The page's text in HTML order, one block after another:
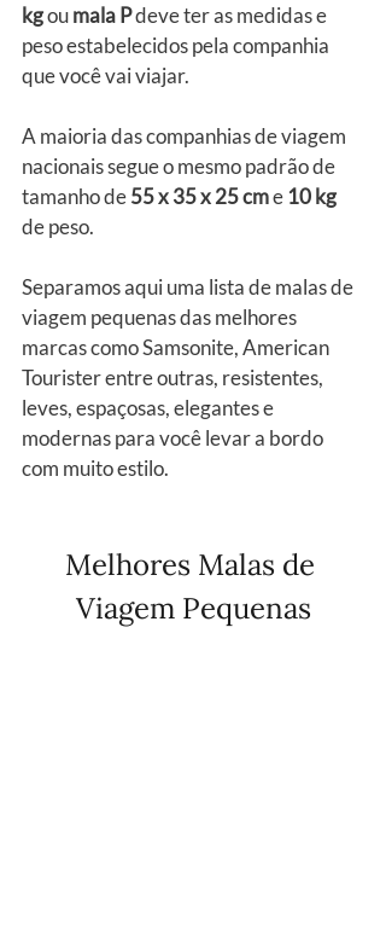
kg ou mala P deve ter as medidas e
peso estabelecidos pela companhia
que você vai viajar.
A maioria das companhias de viagem
nacionais segue o mesmo padrão de
tamanho de 55 x 35 x 25 cm e 10 kg
de peso.
Separamos aqui uma lista de malas de
viagem pequenas das melhores
marcas como Samsonite, American
Tourister entre outras, resistentes,
leves, espaçosas, elegantes e
modernas para você levar a bordo
com muito estilo.
Melhores Malas de
Viagem Pequenas